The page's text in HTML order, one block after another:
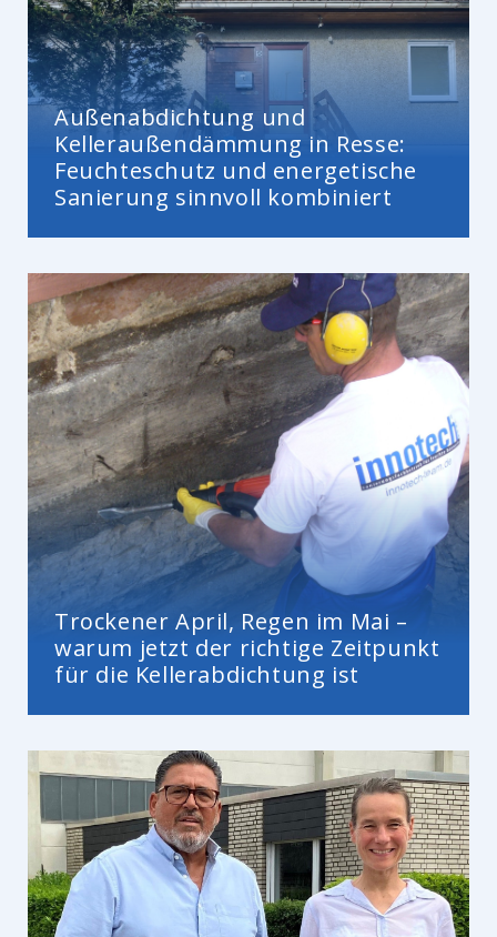
Außenabdichtung und
Kelleraußendämmung in Resse:
Feuchteschutz und energetische
Sanierung sinnvoll kombiniert
Trockener April, Regen im Mai –
warum jetzt der richtige Zeitpunkt
für die Kellerabdichtung ist